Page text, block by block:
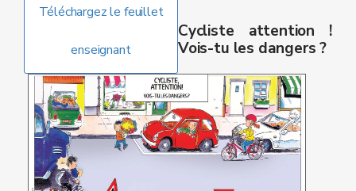
Téléchargez le feuillet
enseignant
Cycliste attention !
Vois-tu les dangers ?